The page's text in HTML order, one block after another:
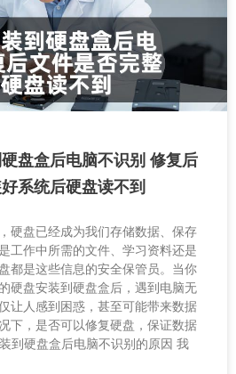
盘盒后电脑不识别 修复后
系统后硬盘读不到
硬盘已经成为我们存储数据、保存
工作中所需的文件、学习资料还是
都是这些信息的安全保管员。当你
硬盘安装到硬盘盒后，遇到电脑无
让人感到困惑，甚至可能带来数据
下，是否可以修复硬盘，保证数据
到硬盘盒后电脑不识别的原因 我